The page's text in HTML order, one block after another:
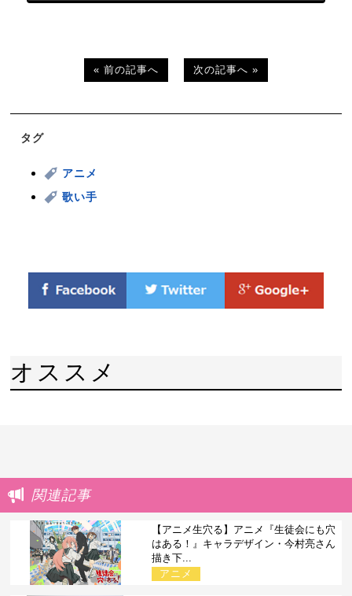
« 前の記事へ 次の記事へ »
タグ
アニメ
歌い手
オススメ
関連記事
【アニメ生穴る】アニメ『生徒会にも穴
はある！』キャラデザイン・今村亮さん
描き下...
アニメ